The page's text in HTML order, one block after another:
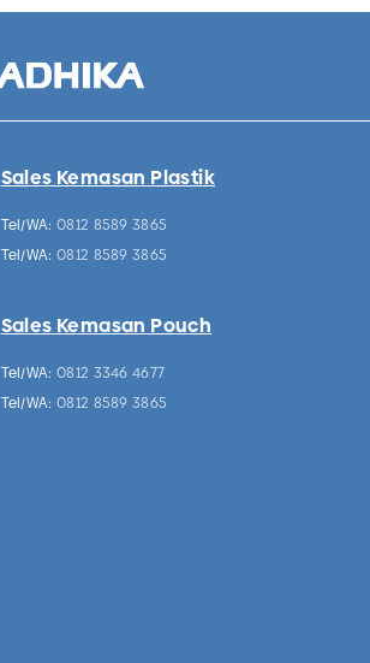
Sales Kemasan Plastik
Tel/WA: 0812 8589 3865
Tel/WA: 0812 8589 3865
Sales Kemasan Pouch
Tel/WA: 0812 3346 4677
Tel/WA: 0812 8589 3865